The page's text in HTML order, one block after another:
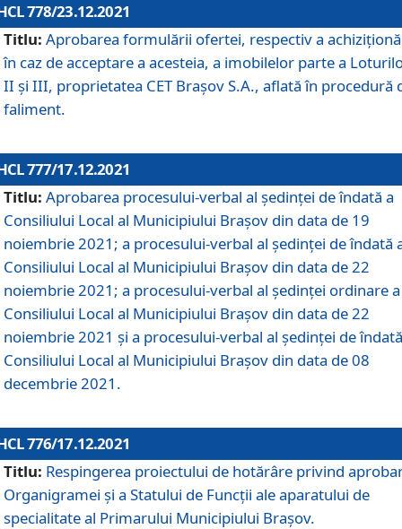
778/23.12.2021
Titlu: Aprobarea formulării ofertei, respectiv a
în caz de acceptare a acesteia, a imobilelor parte a
II și III, proprietatea CET Brașov S.A., aflată în procedură
faliment.
777/17.12.2021
Titlu: Aprobarea procesului-verbal al şedinţei de îndată a
Consiliului Local al Municipiului Braşov din data de 19
noiembrie 2021; a procesului-verbal al şedinţei de îndată
Consiliului Local al Municipiului Braşov din data de 22
noiembrie 2021; a procesului-verbal al şedinţei ordinare a
Consiliului Local al Municipiului Braşov din data de 22
noiembrie 2021 și a procesului-verbal al şedinţei de
Consiliului Local al Municipiului Braşov din data de 08
decembrie 2021.
776/17.12.2021
Titlu: Respingerea proiectului de hotărâre privind
Organigramei şi a Statului de Funcţii ale aparatului de
specialitate al Primarului Municipiului Braşov.